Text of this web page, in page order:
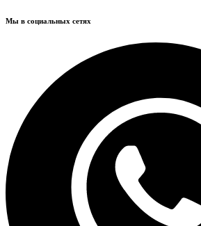
Мы в социальных сетях